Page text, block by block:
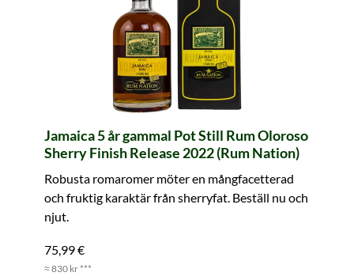
Jamaica 5 år gammal Pot Still Rum Oloroso
Sherry Finish Release 2022 (Rum Nation)
Robusta romaromer möter en mångfacetterad
och fruktig karaktär från sherryfat. Beställ nu och
njut.
75,99 €
≈ 830 kr ***